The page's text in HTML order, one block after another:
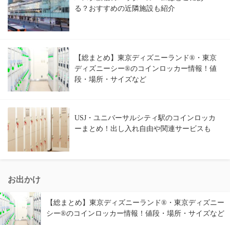
る？おすすめの近隣施設も紹介
【総まとめ】東京ディズニーランド®・東京
ディズニーシー®のコインロッカー情報！値
段・場所・サイズなど
USJ・ユニバーサルシティ駅のコインロッカ
ーまとめ！出し入れ自由や関連サービスも
お出かけ
【総まとめ】東京ディズニーランド®・東京ディズニー
シー®のコインロッカー情報！値段・場所・サイズなど